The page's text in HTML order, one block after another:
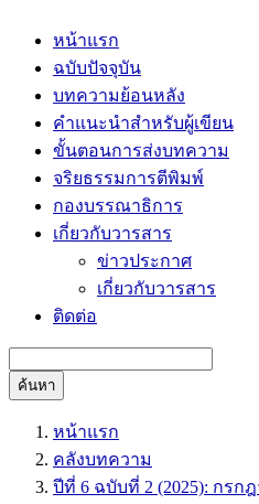
หน้าแรก
ฉบับปัจจุบัน
บทความย้อนหลัง
คำแนะนำสำหรับผู้เขียน
ขั้นตอนการส่งบทความ
จริยธรรมการตีพิมพ์
กองบรรณาธิการ
เกี่ยวกับวารสาร
ข่าวประกาศ
เกี่ยวกับวารสาร
ติดต่อ
ค้นหา
หน้าแรก
คลังบทความ
ปีที่ 6 ฉบับที่ 2 (2025): กรก